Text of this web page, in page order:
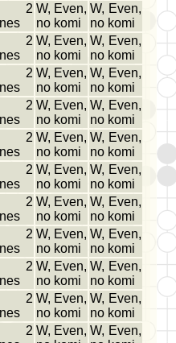
2 W, Even,
no komi
W, Even,
no komi
2 W, Even,
no komi
W, Even,
no komi
2 W, Even,
no komi
W, Even,
no komi
2 W, Even,
no komi
W, Even,
no komi
2 W, Even,
no komi
W, Even,
no komi
2 W, Even,
no komi
W, Even,
no komi
2 W, Even,
no komi
W, Even,
no komi
2 W, Even,
no komi
W, Even,
no komi
2 W, Even,
no komi
W, Even,
no komi
2 W, Even,
no komi
W, Even,
no komi
2 W, Even, W, Even,